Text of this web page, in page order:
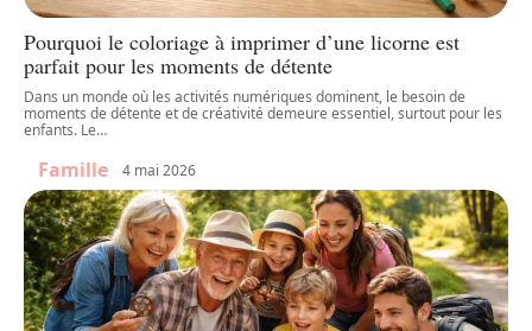
Pourquoi le coloriage à imprimer d’une licorne est
parfait pour les moments de détente
Dans un monde où les activités numériques dominent, le besoin de
moments de détente et de créativité demeure essentiel, surtout pour les
enfants. Le…
Famille 4 mai 2026